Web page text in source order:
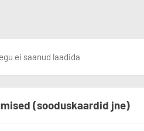
ei saanud laadida
(sooduskaardid jne)